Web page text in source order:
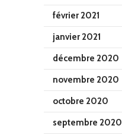
février 2021
janvier 2021
décembre 2020
novembre 2020
octobre 2020
septembre 2020